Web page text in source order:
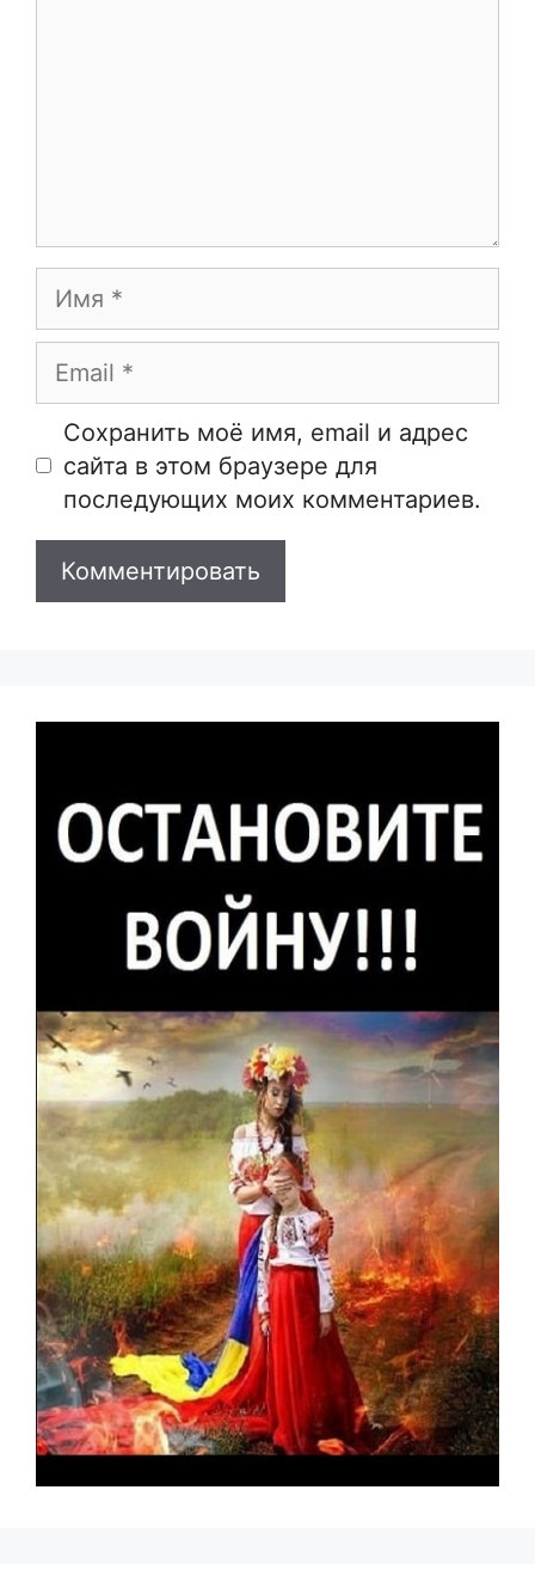
Имя
Email
Сайт
Сохранить моё имя, email и адрес
сайта в этом браузере для
последующих моих комментариев.